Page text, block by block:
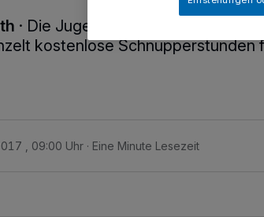
· Die Jugendmusikschule Erkrath
kostenlose Schnupperstunden
, 09:00 Uhr Eine Minute Lesezeit